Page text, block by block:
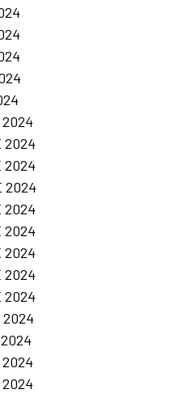
2024
2024
2024
2024
2024
2024
2024
2024
2024
2024
2024
2024